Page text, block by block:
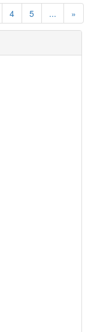
4 5 ... »